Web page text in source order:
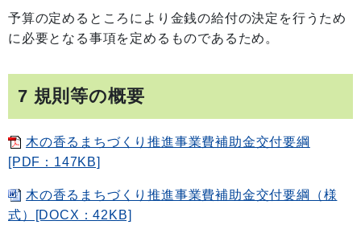
予算の定めるところにより金銭の給付の決定を行うため
に必要となる事項を定めるものであるため。
7 規則等の概要
木の香るまちづくり推進事業費補助金交付要綱
[PDF：147KB]
木の香るまちづくり推進事業費補助金交付要綱（様
式）[DOCX：42KB]